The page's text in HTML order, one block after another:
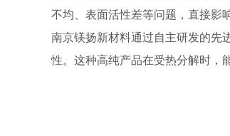
不均、表面活性差等问题，直接影
南京镁扬新材料通过自主研发的先
性。这种高纯产品在受热分解时，